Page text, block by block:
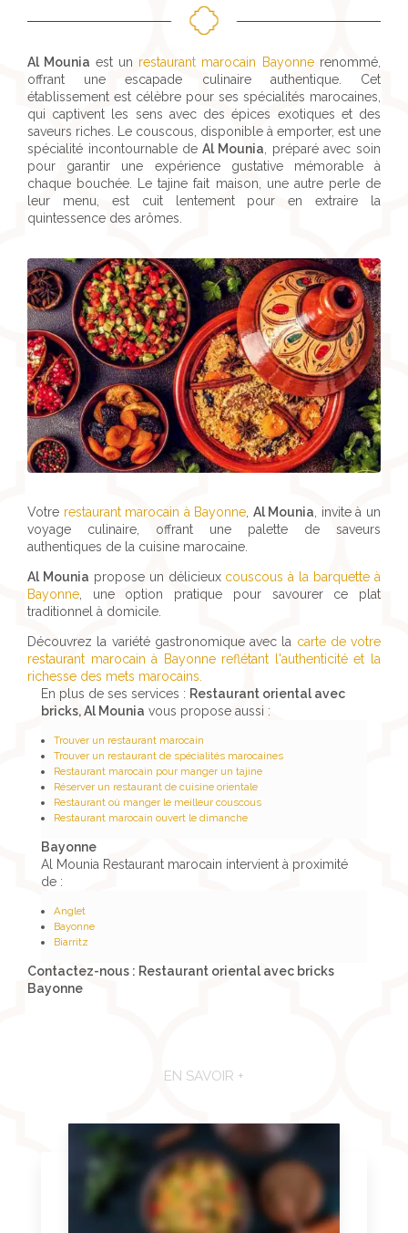
Al Mounia est un restaurant marocain Bayonnerenommé,
offrant une escapade culinaire authentique. Cet
établissement est célèbre pour ses spécialités marocaines,
qui captivent les sens avec des épices exotiques et des
saveurs riches. Le couscous, disponible à emporter, est une
spécialité incontournable de Al Mounia , préparé avec soin
pour garantir une expérience gustative mémorable à
chaque bouchée. Le tajine fait maison, une autre perle de
leur menu, est cuit lentement pour en extraire la
quintessence des arômes.
Votre restaurant marocain à Bayonne Al Mounia , invite à un
voyage culinaire, offrant une palette de saveurs
authentiques de la cuisine marocaine.
Al Mounia propose un délicieux couscous à la barquette à
Bayonne , une option pratique pour savourer ce plat
traditionnel à domicile.
Découvrez la variété gastronomique avec la carte de votre
restaurant marocain à Bayonne reflétant l'authenticité et la
richesse des mets marocains.
En plus de ses services : Restaurant oriental avec
bricks, Al Mounia vous propose aussi :
Trouver un restaurant marocain
Trouver un restaurant de spécialités marocaines
Restaurant marocain pour manger un tajine
Réserver un restaurant de cuisine orientale
Restaurant où manger le meilleur couscous
Restaurant marocain ouvert le dimanche
Bayonne
Al Mounia Restaurant marocain intervient à proximité
de :
Anglet
Bayonne
Biarritz
Contactez-nous : Restaurant oriental avec bricks
Bayonne
EN SAVOIR +